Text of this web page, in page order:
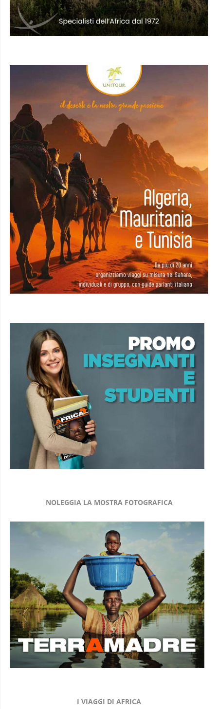
NOLEGGIA LA MOSTRA FOTOGRAFICA
I VIAGGI DI AFRICA